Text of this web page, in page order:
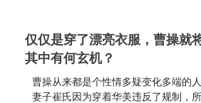
仅仅是穿了漂亮衣服，曹操就
其中有何玄机？
曹操从来都是个性情多疑变化多端的
妻子崔氏因为穿着华美违反了规制，